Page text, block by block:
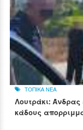
ΤΟΠΙΚΑ ΝΕΑ
Λουτράκι: Άνδρας
κάδους